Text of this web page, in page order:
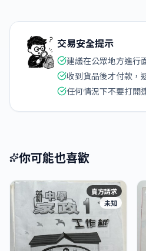
交易安全提示
建議在公眾地方進行
收到貨品後才付款，
任何情況下不要打開
你可能也喜歡
賣方請求
未知